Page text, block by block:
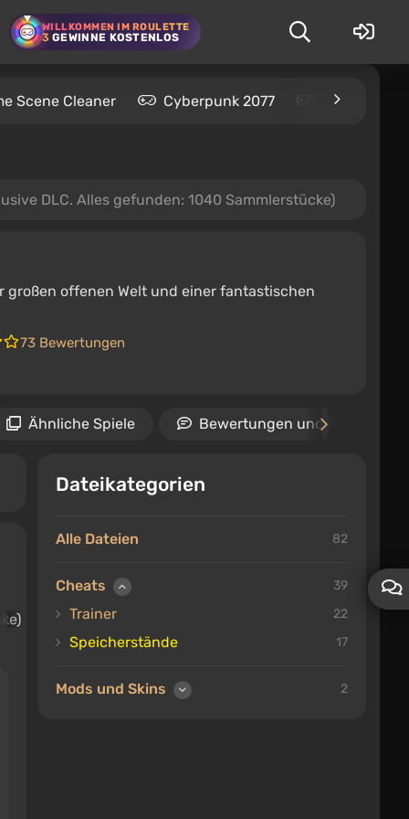
WILLKOMMEN IM ROULETTE
3 GEWINNE KOSTENLOS
Scene Cleaner Cyberpunk 2077 Kingdom
DLC. Alles gefunden: 1040 Sammlerstücke)
großen offenen Welt und einer fantastischen
73 Bewertungen
Ähnliche Spiele Bewertungen und
Dateikategorien
Alle Dateien 82
Cheats 39
Trainer 22
Speicherstände 17
Mods und Skins 2